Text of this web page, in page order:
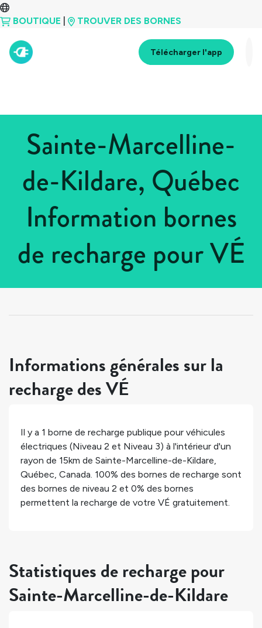
BOUTIQUE TROUVER DES BORNES
Télécharger l'app
Sainte-Marcelline-
de-Kildare, Québec
Information bornes
de recharge pour VÉ
> Québec
Informations générales sur la
recharge des VÉ
Il y a 1 borne de recharge publique pour véhicules
électriques (Niveau 2 et Niveau 3) à l'intérieur d'un
rayon de 15km de Sainte-Marcelline-de-Kildare,
Québec, Canada. 100% des bornes de recharge sont
des bornes de niveau 2 et 0% des bornes
permettent la recharge de votre VÉ gratuitement.
Statistiques de recharge pour
Sainte-Marcelline-de-Kildare